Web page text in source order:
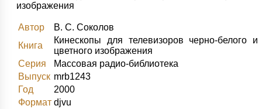
Автор
В. С. Соколов
Книга
Кинескопы для телевизоров черно-белого и
цветного изображения
Серия
Массовая радио-библиотека
Выпуск mrb1243
Год
2000
Формат djvu